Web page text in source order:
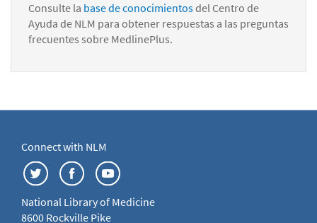
Consulte la base de conocimientosdel Centro de
Ayuda de NLM para obtener respuestas a las preguntas
frecuentes sobre MedlinePlus.
Connect with NLM
National Library of Medicine
8600 Rockville Pike